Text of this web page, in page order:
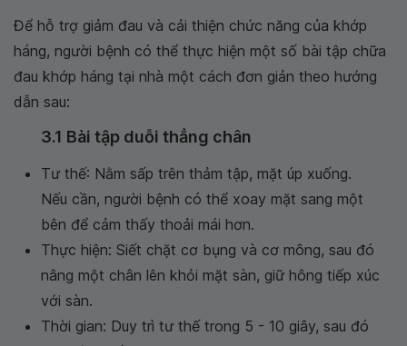
Để hỗ trợ giảm đau và cải thiện chức năng của khớp
háng, người bệnh có thể thực hiện một số bài tập chữa
đau khớp háng tại nhà một cách đơn giản theo hướng
dẫn sau:
3.1 Bài tập duỗi thẳng chân
Tư thế: Nằm sấp trên thảm tập, mặt úp xuống.
Nếu cần, người bệnh có thể xoay mặt sang một
bên để cảm thấy thoải mái hơn.
Thực hiện: Siết chặt cơ bụng và cơ mông, sau đó
nâng một chân lên khỏi mặt sàn, giữ hông tiếp xúc
với sàn.
Thời gian: Duy trì tư thế trong 5 - 10 giây, sau đó